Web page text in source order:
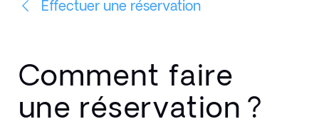
Effectuer une réservation
Comment faire
une réservation ?